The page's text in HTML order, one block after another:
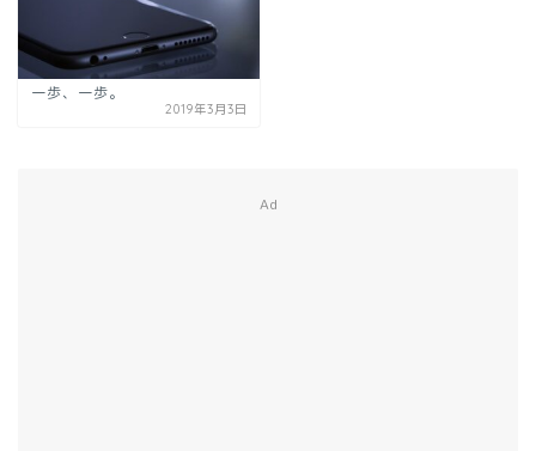
一歩、一歩。
2019年3月3日
Ad